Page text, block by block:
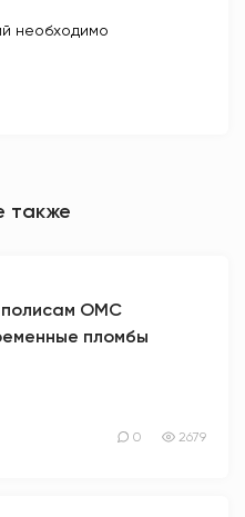
необходимо
также
полисам ОМС
пломбы
0 2679